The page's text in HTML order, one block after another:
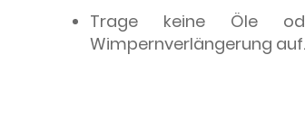
Trage keine Öle
Wimpernverlängerung auf.